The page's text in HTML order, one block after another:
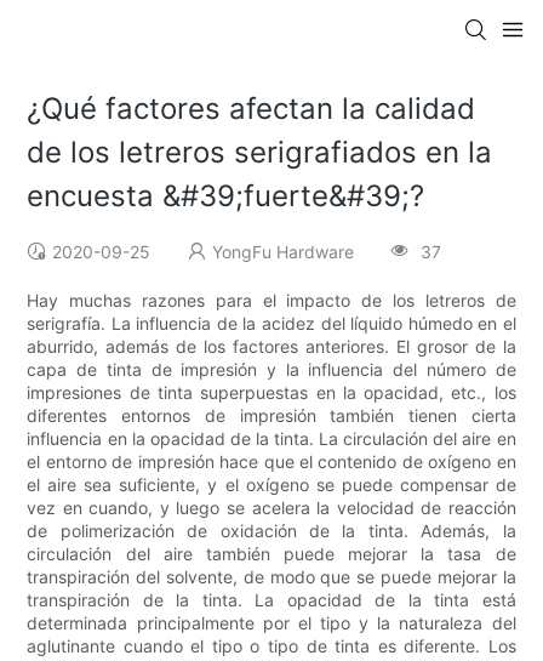
¿Qué factores afectan la calidad
de los letreros serigrafiados en la
encuesta &#39;fuerte&#39;?
2020-09-25 YongFu Hardware 37
Hay muchas razones para el impacto de los letreros de
serigrafía. La influencia de la acidez del líquido húmedo en el
aburrido, además de los factores anteriores. El grosor de la
capa de tinta de impresión y la influencia del número de
impresiones de tinta superpuestas en la opacidad, etc., los
diferentes entornos de impresión también tienen cierta
influencia en la opacidad de la tinta. La circulación del aire en
el entorno de impresión hace que el contenido de oxígeno en
el aire sea suficiente, y el oxígeno se puede compensar de
vez en cuando, y luego se acelera la velocidad de reacción
de polimerización de oxidación de la tinta. Además, la
circulación del aire también puede mejorar la tasa de
transpiración del solvente, de modo que se puede mejorar la
transpiración de la tinta. La opacidad de la tinta está
determinada principalmente por el tipo y la naturaleza del
aglutinante cuando el tipo o tipo de tinta es diferente. Los